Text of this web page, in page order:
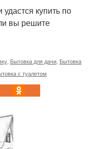
купить по
вы решите
, Бытовка для дачи, Бытовка
с туалетом